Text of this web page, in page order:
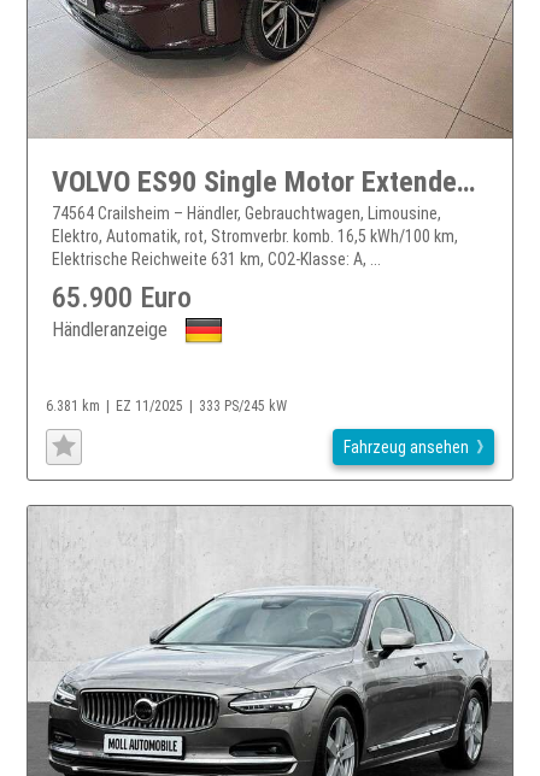
VOLVO ES90 Single Motor Extended Range RWD Ultra...
74564 Crailsheim – Händler, Gebrauchtwagen, Limousine,
Elektro, Automatik, rot, Stromverbr. komb. 16,5 kWh/100 km,
Elektrische Reichweite 631 km, CO2-Klasse: A, ...
65.900 Euro
Händleranzeige
6.381 km EZ 11/2025 333 PS/245 kW
Fahrzeug ansehen